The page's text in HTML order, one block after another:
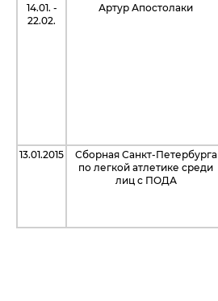
14.01. -
22.02.
Артур Апостолаки
13.01.2015
Сборная Санкт-Петербурга
по легкой атлетике среди
лиц с ПОДА